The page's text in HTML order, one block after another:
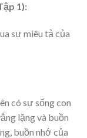
1):
sự miêu tả của
có sự sống con
lặng và buồn
buồn nhớ của